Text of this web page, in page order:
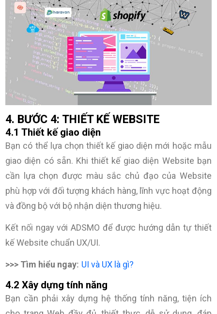
4. BƯỚC 4: THIẾT KẾ WEBSITE
4.1 Thiết kế giao diện
Bạn có thể lựa chọn thiết kế giao diện mới hoặc mẫu
giao diện có sẵn. Khi thiết kế giao diện Website bạn
cần lựa chọn được màu sắc chủ đạo của Website
phù hợp với đối tượng khách hàng, lĩnh vực hoạt động
và đồng bộ với bộ nhận diện thương hiệu.
Kết nối ngay với ADSMO để được hướng dẫn tự thiết
kế Website chuẩn UX/UI.
>>> Tìm hiểu ngay: UI và UX là gì?
4.2 Xây dựng tính năng
Bạn cần phải xây dựng hệ thống tính năng, tiện ích